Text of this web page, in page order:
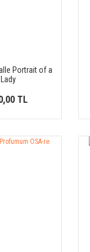
Portrait of a
Lady
TL